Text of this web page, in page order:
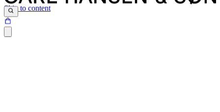
Skip to content